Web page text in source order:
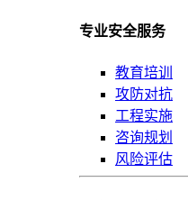
专业安全服务
教育培训
攻防对抗
工程实施
咨询规划
风险评估